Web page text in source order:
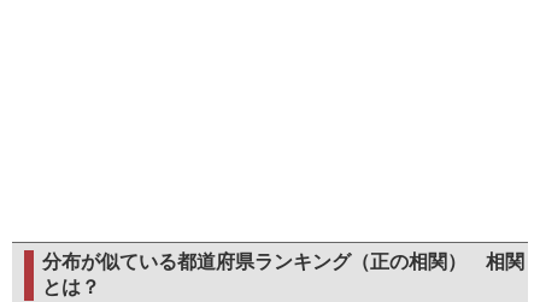
分布が似ている都道府県ランキング（正の相関） 相関
とは？